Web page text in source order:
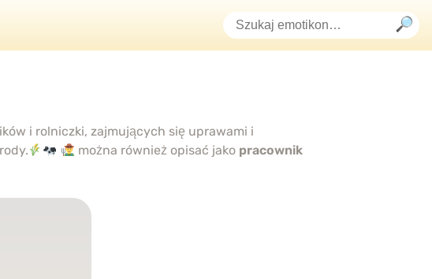
i rolniczki, zajmujących się uprawami i
można również opisać jako pracownik